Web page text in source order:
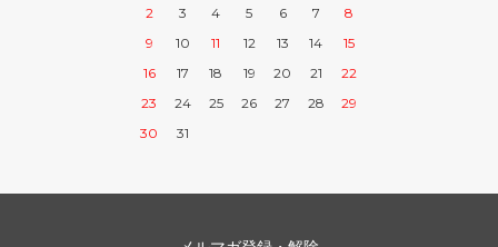
2
3 4 5 6 7
8
9
10 11 12 13 14
15
16
17 18 19 20 21
22
23
24 25 26 27 28
29
30
31